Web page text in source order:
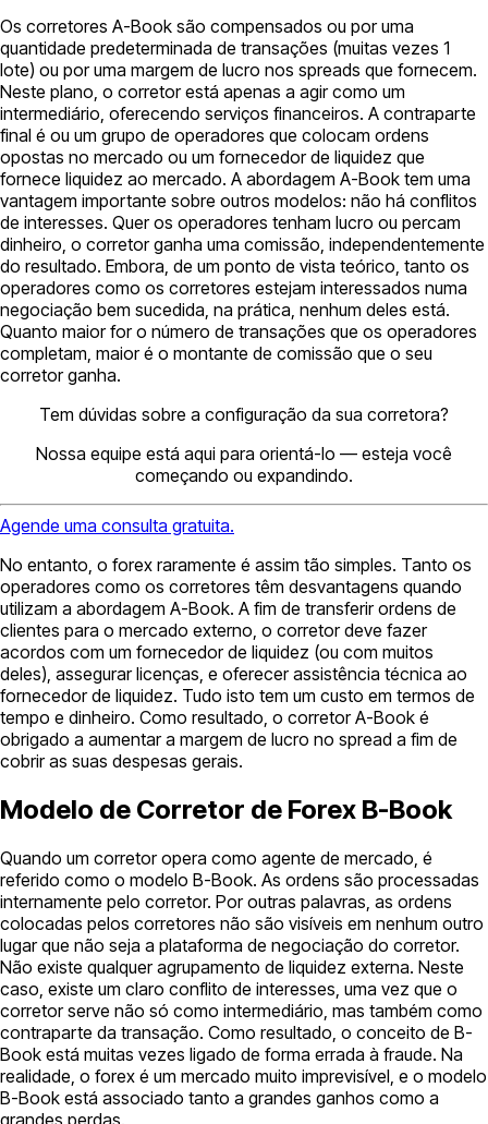
Os corretores A-Book são compensados ou por uma
quantidade predeterminada de transações (muitas vezes 1
lote) ou por uma margem de lucro nos spreads que fornecem.
Neste plano, o corretor está apenas a agir como um
intermediário, oferecendo serviços financeiros. A contraparte
final é ou um grupo de operadores que colocam ordens
opostas no mercado ou um fornecedor de liquidez que
fornece liquidez ao mercado. A abordagem A-Book tem uma
vantagem importante sobre outros modelos: não há conflitos
de interesses. Quer os operadores tenham lucro ou percam
dinheiro, o corretor ganha uma comissão, independentemente
do resultado. Embora, de um ponto de vista teórico, tanto os
operadores como os corretores estejam interessados numa
negociação bem sucedida, na prática, nenhum deles está.
Quanto maior for o número de transações que os operadores
completam, maior é o montante de comissão que o seu
corretor ganha.
Tem dúvidas sobre a configuração da sua corretora?
Nossa equipe está aqui para orientá-lo — esteja você
começando ou expandindo.
Agende uma consulta gratuita.
No entanto, o forex raramente é assim tão simples. Tanto os
operadores como os corretores têm desvantagens quando
utilizam a abordagem A-Book. A fim de transferir ordens de
clientes para o mercado externo, o corretor deve fazer
acordos com um fornecedor de liquidez (ou com muitos
deles), assegurar licenças, e oferecer assistência técnica ao
fornecedor de liquidez. Tudo isto tem um custo em termos de
tempo e dinheiro. Como resultado, o corretor A-Book é
obrigado a aumentar a margem de lucro no spread a fim de
cobrir as suas despesas gerais.
Modelo de Corretor de Forex B-Book
Quando um corretor opera como agente de mercado, é
referido como o modelo B-Book. As ordens são processadas
internamente pelo corretor. Por outras palavras, as ordens
colocadas pelos corretores não são visíveis em nenhum outro
lugar que não seja a plataforma de negociação do corretor.
Não existe qualquer agrupamento de liquidez externa. Neste
caso, existe um claro conflito de interesses, uma vez que o
corretor serve não só como intermediário, mas também como
contraparte da transação. Como resultado, o conceito de B-
Book está muitas vezes ligado de forma errada à fraude. Na
realidade, o forex é um mercado muito imprevisível, e o modelo
B-Book está associado tanto a grandes ganhos como a
grandes perdas.